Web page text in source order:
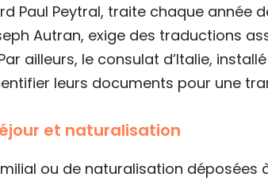
Paul Peytral, traite chaque année
Autran, exige des traductions
ailleurs, le consulat d’Italie,
leurs documents pour une
et naturalisation
ou de naturalisation déposées